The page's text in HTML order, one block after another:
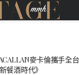
麥卡倫攜手全
新餐酒時代》